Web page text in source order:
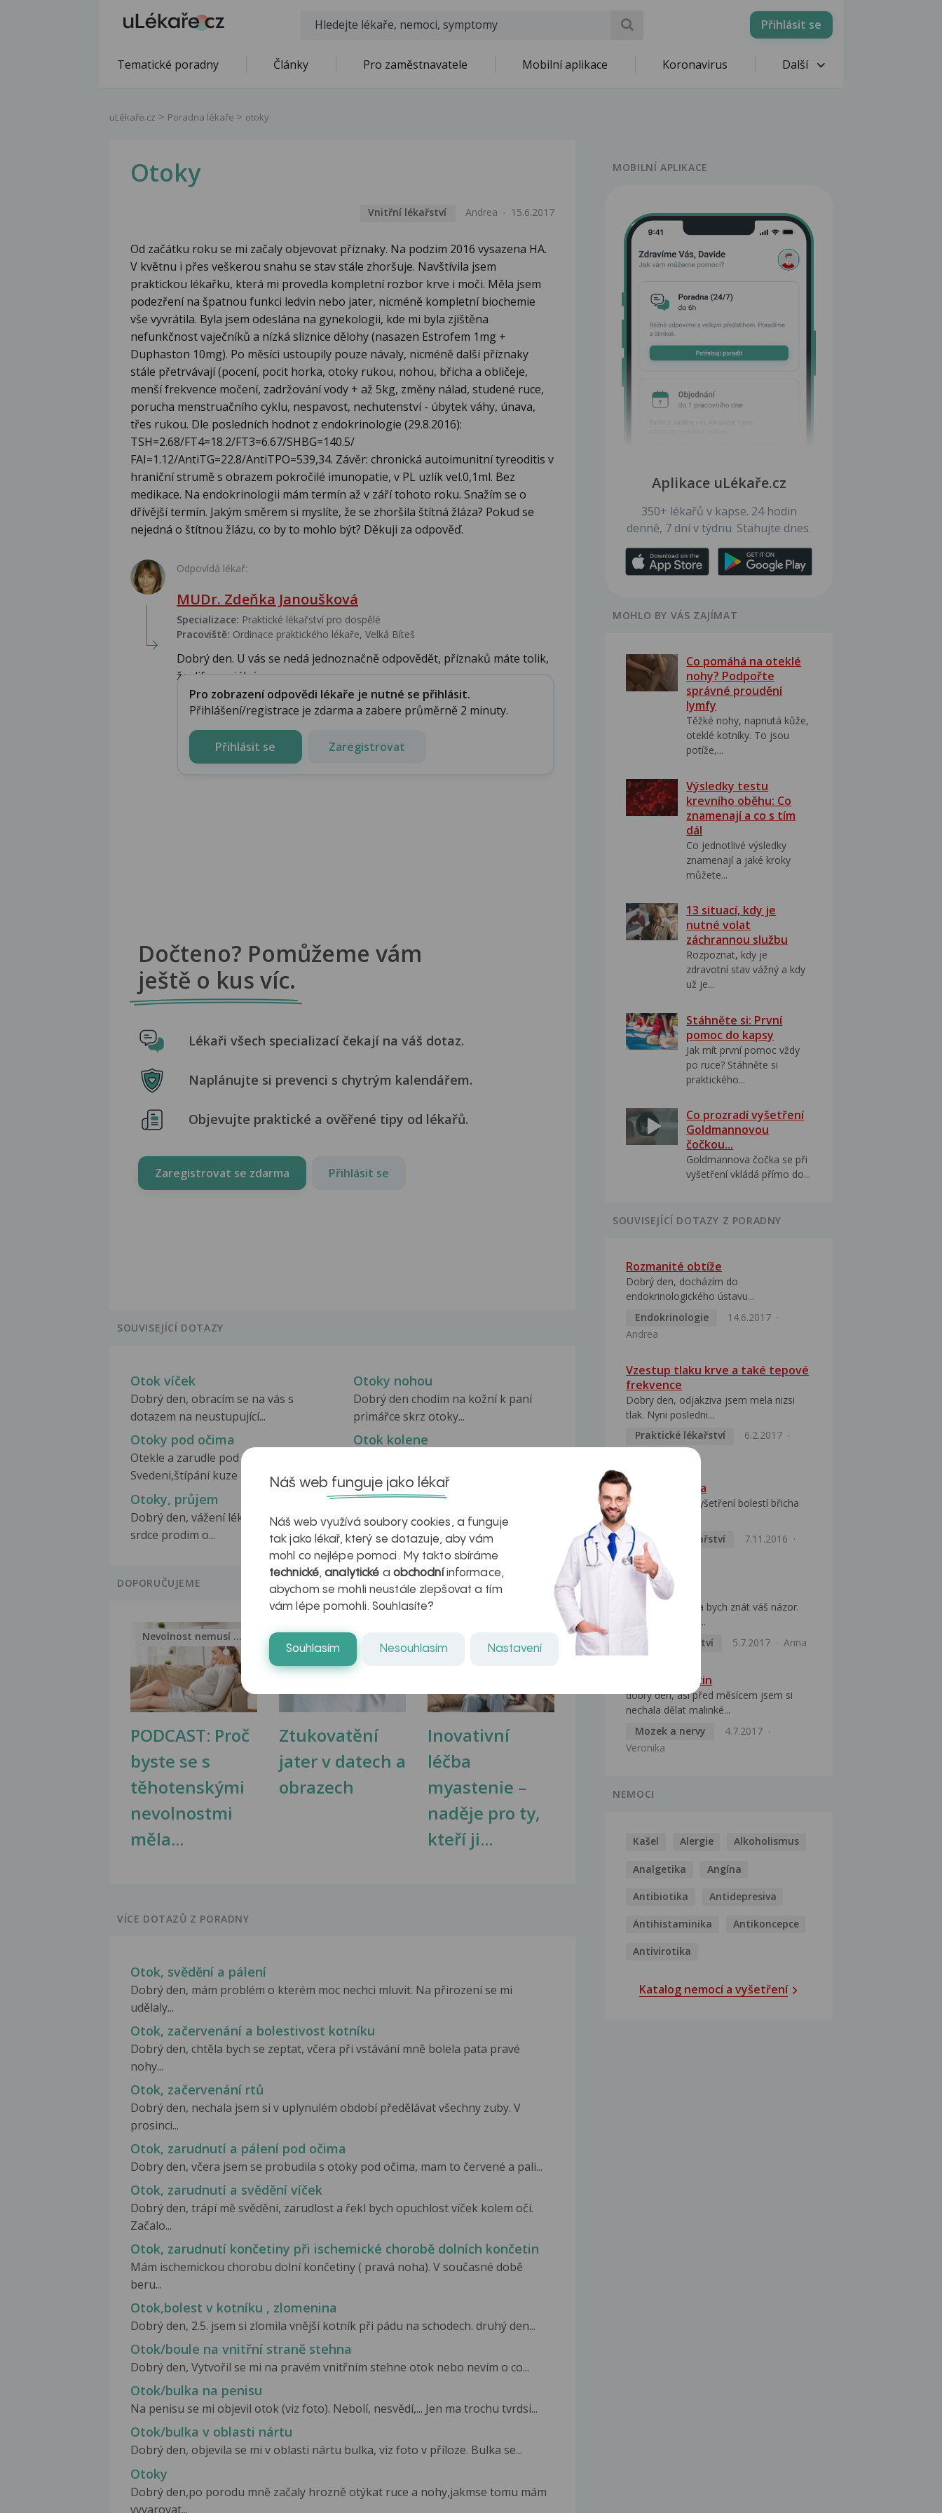
Přihlásit se
Tematické poradny Články Pro zaměstnavatele Mobilní aplikace Koronavirus Další
uLékaře.cz Poradna lékaře otoky
Otoky
Vnitřní lékařství Andrea 15.6.2017
Od začátku roku se mi začaly objevovat příznaky. Na podzim 2016 vysazena HA.
V květnu i přes veškerou snahu se stav stále zhoršuje. Navštívila jsem
praktickou lékařku, která mi provedla kompletní rozbor krve i moči. Měla jsem
podezření na špatnou funkci ledvin nebo jater, nicméně kompletní biochemie
vše vyvrátila. Byla jsem odeslána na gynekologii, kde mi byla zjištěna
nefunkčnost vaječníků a nízká sliznice dělohy (nasazen Estrofem 1mg +
Duphaston 10mg). Po měsíci ustoupily pouze návaly, nicméně další příznaky
stále přetrvávají (pocení, pocit horka, otoky rukou, nohou, břicha a obličeje,
menší frekvence močení, zadržování vody + až 5kg, změny nálad, studené ruce,
porucha menstruačního cyklu, nespavost, nechutenství - úbytek váhy, únava,
třes rukou. Dle posledních hodnot z endokrinologie (29.8.2016):
TSH=2.68/FT4=18.2/FT3=6.67/SHBG=140.5/
FAI=1.12/AntiTG=22.8/AntiTPO=539,34. Závěr: chronická autoimunitní tyreoditis v
hraniční strumě s obrazem pokročilé imunopatie, v PL uzlík vel.0,1ml. Bez
medikace. Na endokrinologii mám termín až v září tohoto roku. Snažím se o
dřívější termín. Jakým směrem si myslíte, že se zhoršila štítná žláza? Pokud se
nejedná o štítnou žlázu, co by to mohlo být? Děkuji za odpověď.
Odpovídá lékař:
MUDr. Zdeňka Janoušková
Specializace: Praktické lékařství pro dospělé
Pracoviště: Ordinace praktického lékaře, Velká Bíteš
Dobrý den. U vás se nedá jednoznačně odpovědět, příznaků máte tolik,
že diferenciální ...
Pro zobrazení odpovědi lékaře je nutné se přihlásit.
Přihlášení/registrace je zdarma a zabere průměrně 2 minuty.
Přihlásit se Zaregistrovat
Dočteno? Pomůžeme vám
ještě o kus víc.
Lékaři všech specializací čekají na váš dotaz.
Naplánujte si prevenci s chytrým kalendářem.
Objevujte praktické a ověřené tipy od lékařů.
Zaregistrovat se zdarma Přihlásit se
SOUVISEJÍCÍ DOTAZY
Otok víček
Dobrý den, obracím se na vás s
dotazem na neustupující...
Otoky nohou
Dobrý den chodím na kožní k paní
primářce skrz otoky...
Otoky pod očima
Otekle a zarudle pod očima
Svedeni,štípání kuze a otok...
Otok kolene
radu. Před ca. 4 týdny...
Otoky, průjem
Dobrý den, vážení lékaři, Z celého
srdce prodim o...
Otok kolene
Dobrý den, už měsíc mám otok
kolene. Bolest je celkem...
DOPORUČUJEME
PODCAST: Proč
byste se s
těhotenskými
nevolnostmi
měla...
Nevolnost nemusí být nutnou...
Ztukovatění
jater v datech a
obrazech
Jak na zdravá játra?
Inovativní
léčba
myastenie –
naděje pro ty,
kteří ji...
VÍCE DOTAZŮ Z PORADNY
Otok, svědění a pálení
Dobrý den, mám problém o kterém moc nechci mluvit. Na přirození se mi
udělaly...
Otok, začervenání a bolestivost kotníku
Dobrý den, chtěla bych se zeptat, včera při vstávání mně bolela pata pravé
nohy...
Otok, začervenání rtů
Dobrý den, nechala jsem si v uplynulém období předělávat všechny zuby. V
prosinci...
Otok, zarudnutí a pálení pod očima
Dobry den, včera jsem se probudila s otoky pod očima, mam to červené a pali...
Otok, zarudnutí a svědění víček
Dobrý den, trápí mě svědění, zarudlost a řekl bych opuchlost víček kolem očí.
Začalo...
Otok, zarudnutí končetiny při ischemické chorobě dolních končetin
Mám ischemickou chorobu dolní končetiny ( pravá noha). V současné době
beru...
Otok,bolest v kotníku , zlomenina
Dobrý den, 2.5. jsem si zlomila vnější kotník při pádu na schodech. druhý den...
Otok/boule na vnitřní straně stehna
Dobrý den, Vytvořil se mi na pravém vnitřním stehne otok nebo nevím o co...
Otok/bulka na penisu
Na penisu se mi objevil otok (viz foto). Nebolí, nesvědí,... Jen ma trochu tvrdsi...
Otok/bulka v oblasti nártu
Dobrý den, objevila se mi v oblasti nártu bulka, viz foto v příloze. Bulka se...
Otoky
Dobrý den,po porodu mně začaly hrozně otýkat ruce a nohy,jakmse tomu mám
vyvarovat...
MOBILNÍ APLIKACE
Aplikace uLékaře.cz
350+ lékařů v kapse. 24 hodin
denně, 7 dní v týdnu. Stahujte dnes.
MOHLO BY VÁS ZAJÍMAT
Co pomáhá na oteklé
nohy? Podpořte
správné proudění
lymfy
Těžké nohy, napnutá kůže,
oteklé kotníky. To jsou
potíže,...
Výsledky testu
krevního oběhu: Co
znamenají a co s tím
dál
Co jednotlivé výsledky
znamenají a jaké kroky
můžete...
13 situací, kdy je
nutné volat
záchrannou službu
Rozpoznat, kdy je
zdravotní stav vážný a kdy
už je...
Stáhněte si: První
pomoc do kapsy
Jak mít první pomoc vždy
po ruce? Stáhněte si
praktického...
Co prozradí vyšetření
Goldmannovou
čočkou...
Goldmannova čočka se při
vyšetření vkládá přímo do...
SOUVISEJÍCÍ DOTAZY Z PORADNY
Rozmanité obtíže
Dobrý den, docházím do
endokrinologického ústavu...
Endokrinologie
14.6.2017
Andrea
Vzestup tlaku krve a také tepové
frekvence
Dobry den, odjakziva jsem mela nizsi
tlak. Nyni posledni...
Praktické lékařství
6.2.2017
Zvětšená játra
Dobrý den, při vyšetření bolestí břicha
(podle zjištění...
Praktické lékařství
7.11.2016
Jan
Tachykardie
Dobrý den,chtěla bych znát váš názor.
Jsem po operaci...
Vnitřní lékařství
5.7.2017 Anna
Brnění končetin
dobrý den, asi před měsícem jsem si
nechala dělat malinké...
Mozek a nervy
4.7.2017
Veronika
NEMOCI
Kašel Alergie Alkoholismus
Analgetika Angína
Antibiotika Antidepresiva
Antihistaminika Antikoncepce
Antivirotika
Katalog nemocí a vyšetření
Náš web funguje jako lékař
Náš web využívá soubory cookies, a funguje
tak jako lékař, který se dotazuje, aby vám
mohl co nejlépe pomoci. My takto sbíráme
technické,analytické a obchodníinformace,
abychom se mohli neustále zlepšovat a tím
vám lépe pomohli. Souhlasíte?
Souhlasím Nesouhlasím Nastavení